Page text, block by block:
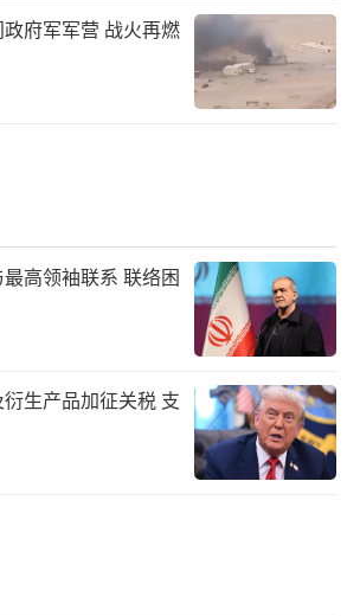
府军军营 战火再燃
高领袖联系 联络困
生产品加征关税 支